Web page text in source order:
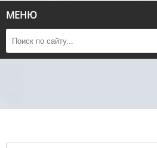
МЕНЮ